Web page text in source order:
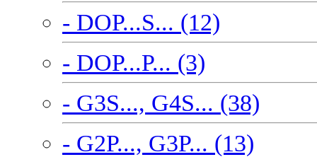
- DOP...S... (12)
- DOP...P... (3)
- G3S..., G4S... (38)
- G2P..., G3P... (13)